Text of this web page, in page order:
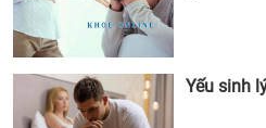
Yếu sinh